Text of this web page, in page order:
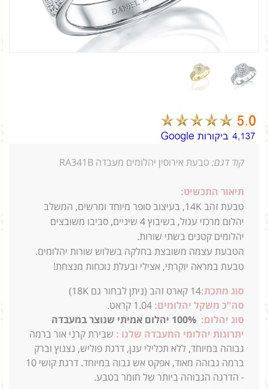
קוד דגם: טבעת אירוסין יהלומים מעבדה RA341B
תיאור התכשיט:
טבעת זהב 14K, בעיצוב סופר מיוחד ומרשים, המשלב
יהלום מרכזי עגול, בשיבוץ 4 שיניים, סביבו משובצים
יהלומים קטנים בשתי שורות.
הטבעת עצמה משובצת בחלקה בשלוש שורות יהלומים.
טבעת במראה יוקרתי, אצילי ובעלת נוכחות מנצחת!
סוג מתכת:14 קארט זהב (ניתן לבחור גם 18K)
סה"כ משקל יהלומים: 1.04 קראט.
סוג יהלום:
יתרונות יהלומי המעבדה שלנו : שבירת קרני אור ברמה
גבוהה במיוחד, ללא תכלילי ענן, דרגת פוליש, נצנוץ וברק
ברמה גבוהה מאוד, אפקט אש גבוה במיוחד. דרגת קושי 10
- הדרגה הגבוהה ביותר של חומר בטבע.